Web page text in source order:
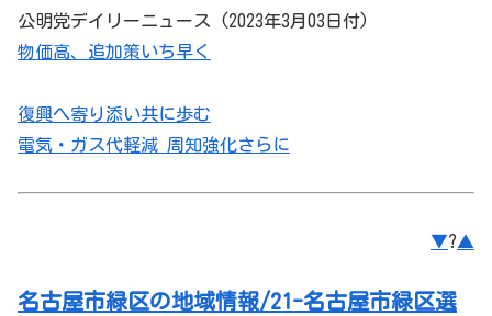
公明党デイリーニュース (2023年3月03日付)
物価高、追加策いち早く
復興へ寄り添い共に歩む
電気・ガス代軽減 周知強化さらに
▼?▲
名古屋市緑区の地域情報/21-名古屋市緑区選